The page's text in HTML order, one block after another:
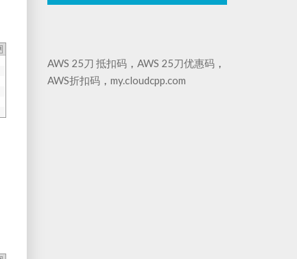
AWS 25刀 抵扣码， AWS 25刀优惠码，
AWS折扣码， my.cloudcpp.com